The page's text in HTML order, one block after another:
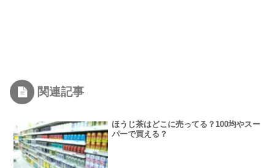
関連記事
ほうじ茶はどこに売ってる？100均やスー
パーで買える？